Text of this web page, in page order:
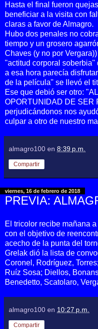
Hasta el final fueron
beneficiar a la visita con
claras a favor de Almagro.
Hubo dos penales no
tiempo y un grosero
Chaves (y no por
"actitud corporal soberbia"
a esa hora parecía
de la película" se llevó el
Ese que debió ser otro:
OPORTUNIDAD DE SER
perjudicándonos nos
culpar a otro de nuestro
almagro100 en 8:39 p.m.
Compartir
viernes, 16 de febrero de 2018
PREVIA:
El tricolor recibe mañana
con el objetivo de
acecho de la punta del
Grelak dió la lista de
Coronel, Rodríguez,
Ruíz Sosa; Diellos,
Benedetto, Scatolaro,
almagro100 en 10:27 p.m.
Compartir